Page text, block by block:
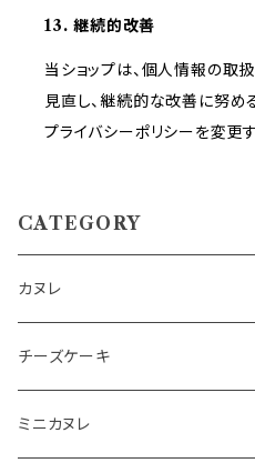
13. 継続的改善
当ショップは、個人情報の取
見直し、継続的な改善に努め
プライバシーポリシーを変更
CATEGORY
カヌレ
詰め合わせSET
(熨斗付き)詰め合わせSET
チーズケーキ
ミニカヌレ